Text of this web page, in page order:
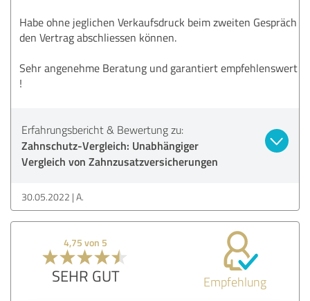
Habe ohne jeglichen Verkaufsdruck beim zweiten Gespräch
den Vertrag abschliessen können.
Sehr angenehme Beratung und garantiert empfehlenswert
!
Erfahrungsbericht & Bewertung zu:
Zahnschutz-Vergleich: Unabhängiger
Vergleich von Zahnzusatzversicherungen
30.05.2022 A.
4,75 von 5
SEHR GUT Empfehlung